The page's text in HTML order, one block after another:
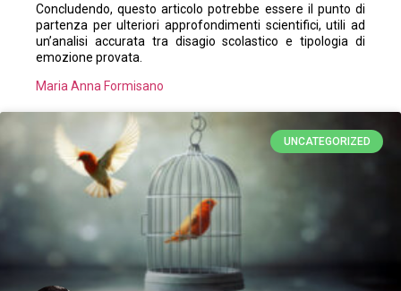
Concludendo, questo articolo potrebbe essere il punto di
partenza per ulteriori approfondimenti scientifici, utili ad
un’analisi accurata tra disagio scolastico e tipologia di
emozione provata.
Maria Anna Formisano
UNCATEGORIZED